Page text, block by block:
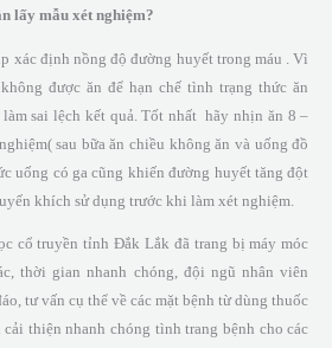
mẫu xét nghiệm?
định nồng độ đường huyết trong máu . Vì
được ăn để hạn chế tình trạng thức ăn
làm sai lệch kết quả. Tốt nhất hãy nhịn ăn 8 –
sau bữa ăn chiều không ăn và uống đồ
uống có ga cũng khiến đường huyết tăng đột
khích sử dụng trước khi làm xét nghiệm.
truyền tỉnh Đắk Lắk đã trang bị máy móc
thời gian nhanh chóng, đội ngũ nhân viên
tư vấn cụ thể về các mặt bệnh từ dùng thuốc
thiện nhanh chóng tình trang bệnh cho các